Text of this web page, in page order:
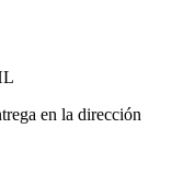
en la dirección